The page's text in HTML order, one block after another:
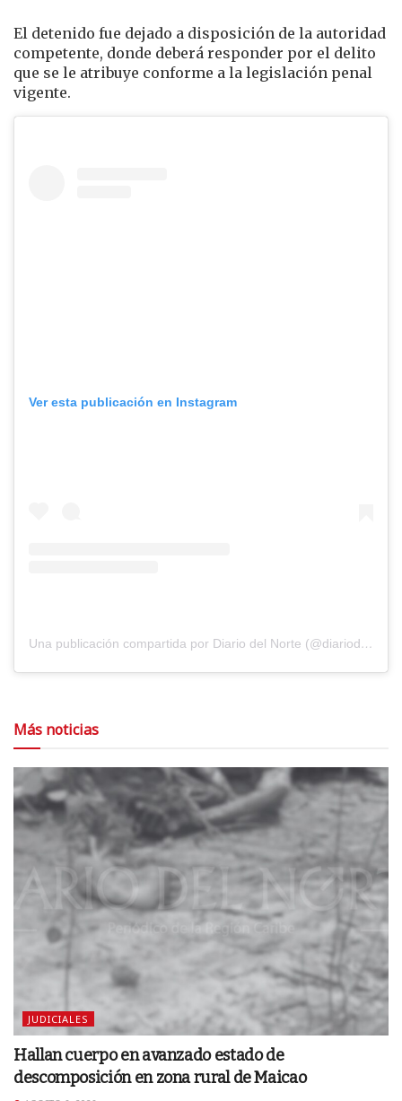
El detenido fue dejado a disposición de la autoridad
competente, donde deberá responder por el delito
que se le atribuye conforme a la legislación penal
vigente.
Ver esta publicación en Instagram
Una publicación compartida por Diario del Norte (@diariodelnorte)
Más noticias
JUDICIALES
Hallan cuerpo en avanzado estado de
descomposición en zona rural de Maicao